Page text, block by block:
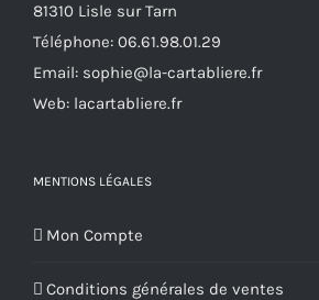
81310 Lisle sur Tarn
Téléphone: 06.61.98.01.29
Email: sophie@la-cartabliere.fr
Web: lacartabliere.fr
MENTIONS LÉGALES
Mon Compte
Conditions générales de ventes